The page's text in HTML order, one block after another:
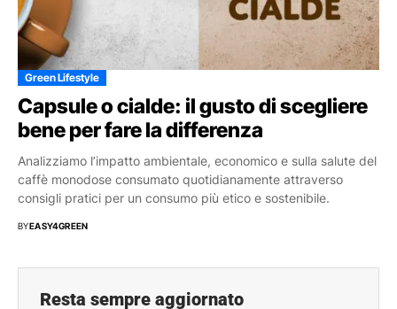
Green Lifestyle
Capsule o cialde: il gusto di scegliere
bene per fare la differenza
Analizziamo l’impatto ambientale, economico e sulla salute del
caffè monodose consumato quotidianamente attraverso
consigli pratici per un consumo più etico e sostenibile.
BYEASY4GREEN
Resta sempre aggiornato